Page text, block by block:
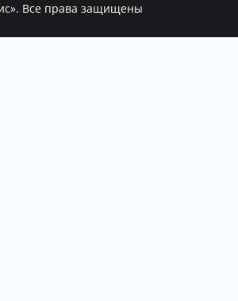
Все права защищены